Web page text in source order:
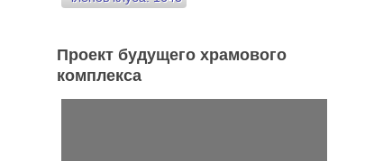
Проект будущего храмового
комплекса